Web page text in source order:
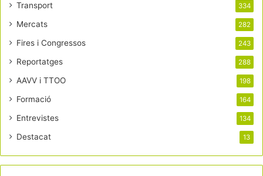
Transport 334
Mercats 282
Fires i Congressos 243
Reportatges 288
AAVV i TTOO 198
Formació 164
Entrevistes 134
Destacat 13